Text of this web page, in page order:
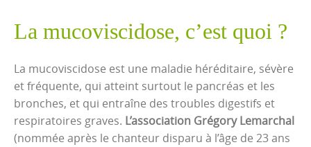
La mucoviscidose, c’est quoi ?
La mucoviscidose est une maladie héréditaire, sévère
et fréquente, qui atteint surtout le pancréas et les
bronches, et qui entraîne des troubles digestifs et
respiratoires graves. L’association Grégory Lemarchal
(nommée après le chanteur disparu à l’âge de 23 ans